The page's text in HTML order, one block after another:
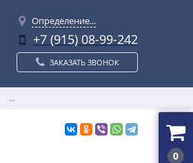
Определение...
+7 (915) 08-99-242
ЗАКАЗАТЬ ЗВОНОК
...
0